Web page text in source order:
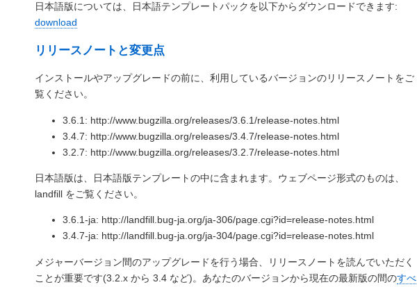
日本語版については、日本語テンプレートパックを以下からダウンロードできます:
download
リリースノートと変更点
インストールやアップグレードの前に、利用しているバージョンのリリースノートをご
覧ください。
3.6.1: http://www.bugzilla.org/releases/3.6.1/release-notes.html
3.4.7: http://www.bugzilla.org/releases/3.4.7/release-notes.html
3.2.7: http://www.bugzilla.org/releases/3.2.7/release-notes.html
日本語版は、日本語版テンプレートの中に含まれます。ウェブページ形式のものは、
landfill をご覧ください。
3.6.1-ja: http://landfill.bug-ja.org/ja-306/page.cgi?id=release-notes.html
3.4.7-ja: http://landfill.bug-ja.org/ja-304/page.cgi?id=release-notes.html
メジャーバージョン間のアップグレードを行う場合、リリースノートを読んでいただく
ことが重要です(3.2.x から 3.4 など)。あなたのバージョンから現在の最新版の間のすべ